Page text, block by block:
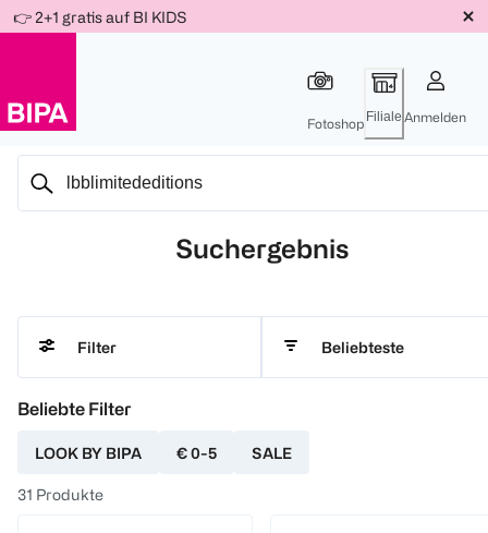
Für
Für
Für
Weiter
zum
👉 2+1 gratis auf BI KIDS
Fotoshop Filiale Anmelden
Suchergebnis
Filter Beliebteste
Beliebte Filter
LOOK BY BIPA € 0-5 SALE
31 Produkte